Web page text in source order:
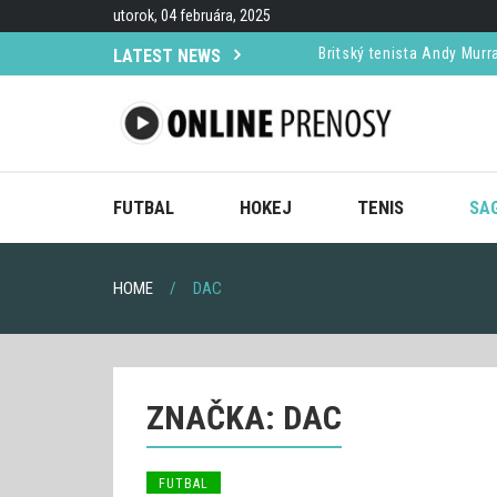
utorok, 04 februára, 2025
LATEST NEWS Britský tenista Andy
Tomáš Tatar v NHL zažil
FUTBAL HOKEJ TENIS
HOME DAC
ZNAČKA: DAC
FUTBAL